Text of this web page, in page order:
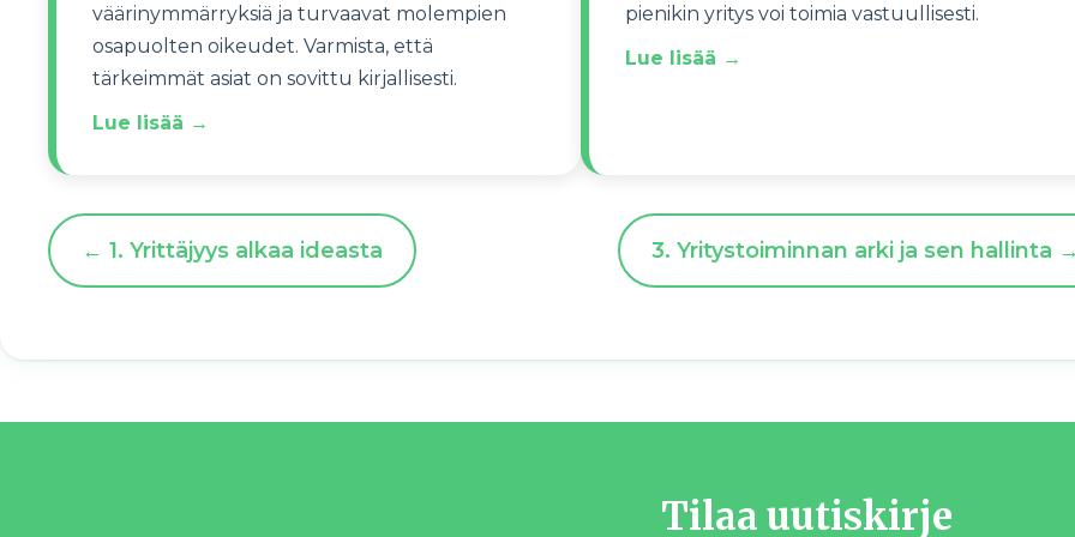
väärinymmärryksiä ja turvaavat molempien
osapuolten oikeudet. Varmista, että
tärkeimmät asiat on sovittu kirjallisesti.
Lue lisää →
pienikin yritys voi toimia vastuullisesti.
Lue lisää →
← 1. Yrittäjyys alkaa ideasta 3. Yritystoiminnan arki ja sen hallinta
Tilaa uutiskirje